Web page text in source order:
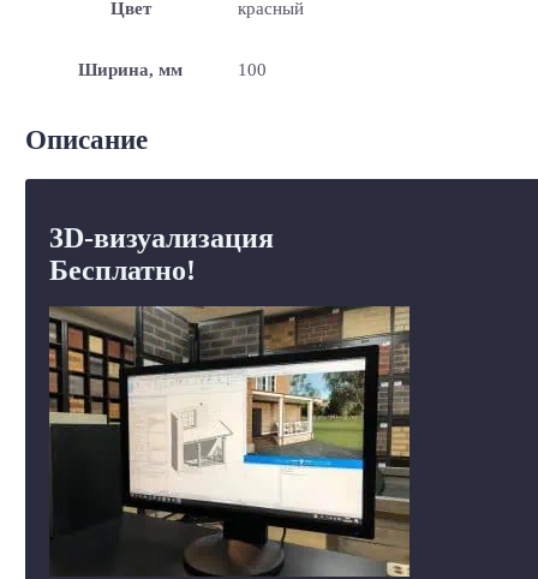
Цвет красный
Ширина, мм 100
Описание
3D-визуализация
Бесплатно!